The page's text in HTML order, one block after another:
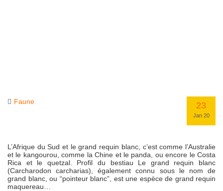
Faune 23
Jan 20
L’Afrique du Sud et le grand requin blanc, c’est comme l’Australie
et le kangourou, comme la Chine et le panda, ou encore le Costa
Rica et le quetzal. Profil du bestiau Le grand requin blanc
(Carcharodon carcharias), également connu sous le nom de
grand blanc, ou “pointeur blanc”, est une espèce de grand requin
maquereau…